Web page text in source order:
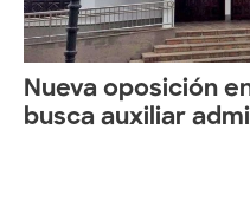
Nueva oposición
busca auxiliar